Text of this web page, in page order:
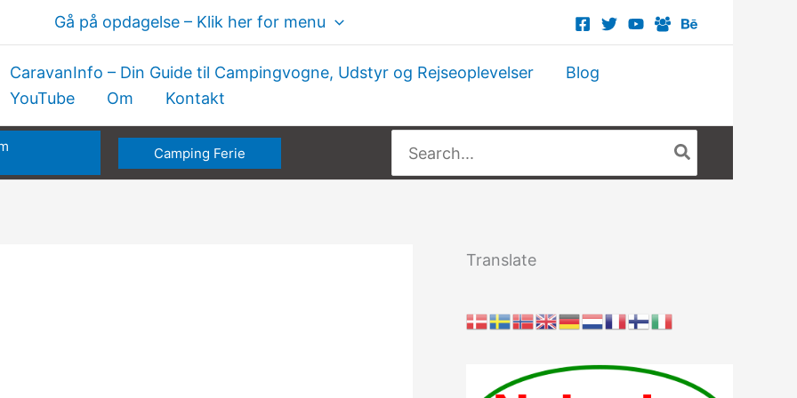
Gå på opdagelse – Klik her for menu
CaravanInfo – Din Guide til Campingvogne, Udstyr og Rejseoplevelser
Blog
YouTube
Om Kontakt
Camping Ferie
efter:
Translate